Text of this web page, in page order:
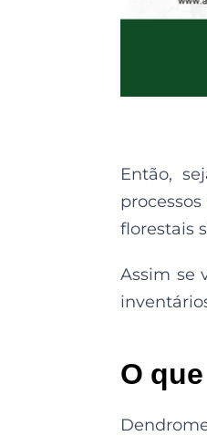
Então,
florestais
Assim se
O